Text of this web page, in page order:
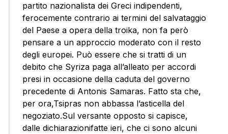
partito nazionalista dei Greci indipendenti,
ferocemente contrario ai termini del salvataggio
del Paese a opera della troika, non fa però
pensare a un approccio moderato con il resto
degli europei. Può essere che si tratti di un
debito che Syriza paga all’alleato per accordi
presi in occasione della caduta del governo
precedente di Antonis Samaras. Fatto sta che,
per ora,Tsipras non abbassa l’asticella del
negoziato.Sul versante opposto si capisce,
dalle dichiarazionifatte ieri, che ci sono alcuni